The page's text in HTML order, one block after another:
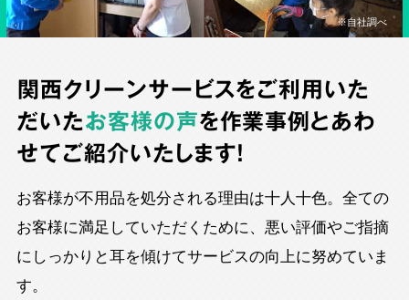
※自社調べ
関西クリーンサービスをご利用いた
だいたお客様の声を作業事例とあわ
せてご紹介いたします！
お客様が不用品を処分される理由は十人十色。全ての
お客様に満足していただくために、悪い評価やご指摘
にしっかりと耳を傾けてサービスの向上に努めていま
す。